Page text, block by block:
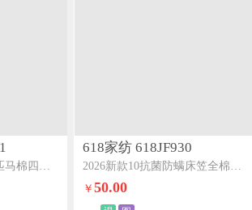
2026新款奢柔100支匹马棉四件套-海岛系列海岛灰
618家纺 618JF930
2026新款10抗菌防螨床笠全棉100Spro单床笠冰蓝
￥ 50.00